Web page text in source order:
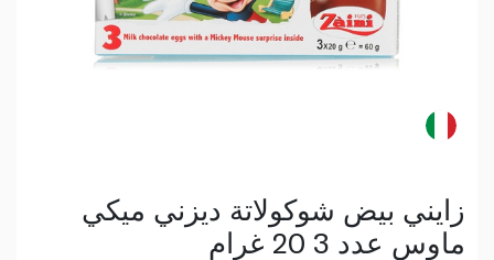
زايني بيض شوكولاتة ديزني ميكي
ماوس عدد 3 20 غرام